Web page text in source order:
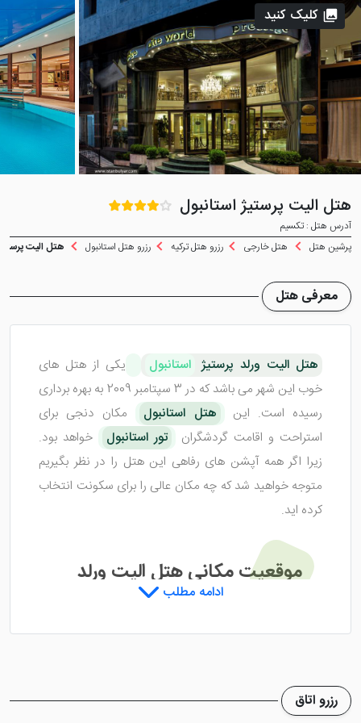
هتل الیت پرستیژ استانبول
آدرس هتل : تکسیم
پرشین هتل
هتل خارجی رزرو هتل ترکیه رزرو هتل استانبول هتل الیت
کلیک کنید
معرفی هتل
هتل الیت ورلد پرستیژ استانبول
یکی از هتل های
خوب این شهر می باشد که در 3 سپتامبر 2009 به بهره برداری
رسیده است. این
هتل استانبول
مکان دنجی برای
استراحت و اقامت گردشگران
تور استانبول
خواهد بود.
زیرا اگر همه آپشن های رفاهی این هتل را در نظر بگیریم
متوجه خواهید شد که چه مکان عالی را برای سکونت انتخاب
کرده اید.
موقعیت مکانی هتل الیت ورلد
پرستیژ استانبول
مترو نزدیک به این هتل می باشد. خیابان استقلال در 5
ادامه مطلب
رزرو اتاق